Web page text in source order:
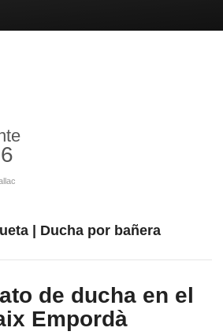
| Ducha por bañera
de ducha en el
Empordà